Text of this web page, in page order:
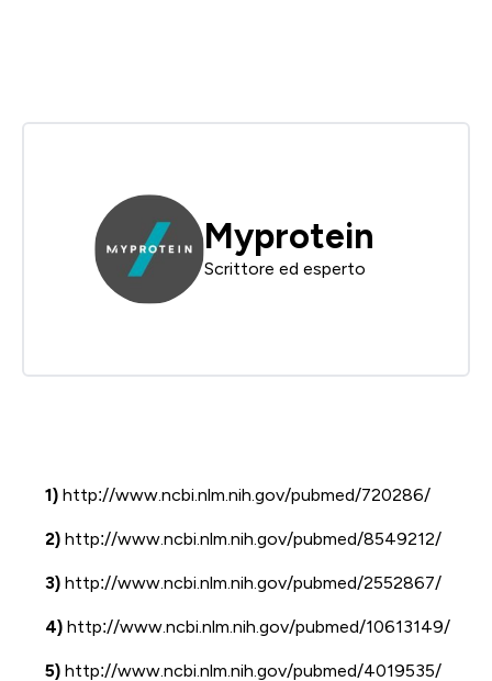
Myprotein
Scrittore ed esperto
1)http://www.ncbi.nlm.nih.gov/pubmed/720286/
2)http://www.ncbi.nlm.nih.gov/pubmed/8549212/
3)http://www.ncbi.nlm.nih.gov/pubmed/2552867/
4)http://www.ncbi.nlm.nih.gov/pubmed/10613149/
5)http://www.ncbi.nlm.nih.gov/pubmed/4019535/